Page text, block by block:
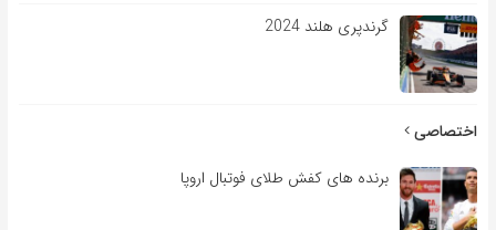
گرندپری هلند 2024
اختصاصی
برنده های کفش طلای فوتبال اروپا